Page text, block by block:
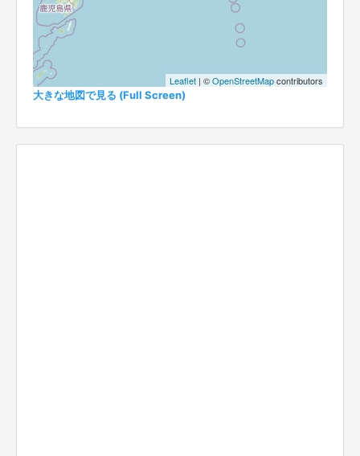
Leaflet | ©OpenStreetMapcontributors
大きな地図で見る (Full Screen)